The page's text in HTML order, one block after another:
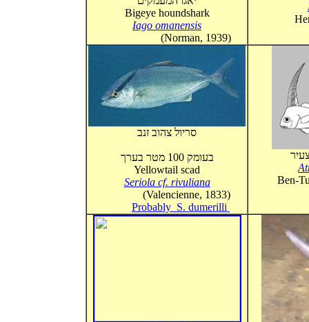
Bigeye houndshark
Iago omanensis
(Norman, 1939)
סריול צהוב זנב
בעומק 100 מטר בערך
Yellowtail scad
Seriola cf. rivuliana
(Valencienne, 1833)
Probably S. dumerilli
Ben-